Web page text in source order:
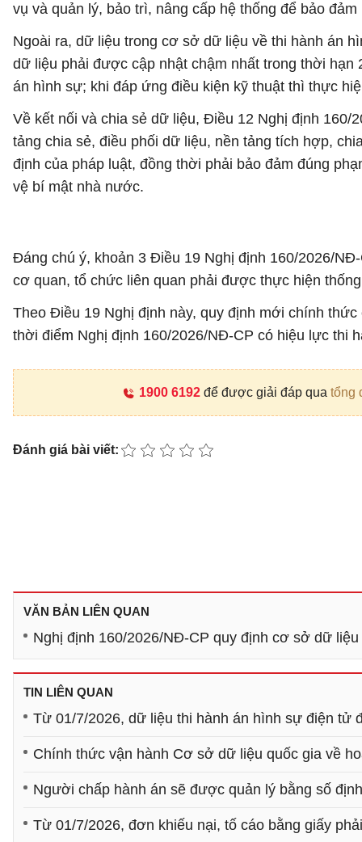
vụ và quản lý, bảo trì, nâng cấp hệ thống để bảo
Ngoài ra, dữ liệu trong cơ sở dữ liệu về thi hành án
dữ liệu phải được cập nhật chậm nhất trong thời
án hình sự; khi đáp ứng điều kiện kỹ thuật thì thực
Về kết nối và chia sẻ dữ liệu, Điều 12 Nghị định
tảng chia sẻ, điều phối dữ liệu, nền tảng tích hợp,
định của pháp luật, đồng thời phải bảo đảm đúng
vệ bí mật nhà nước.
Đáng chú ý, khoản 3 Điều 19 Nghị định 160/2026/
cơ quan, tổ chức liên quan phải được thực hiện
Theo Điều 19 Nghị định này, quy định mới chính
thời điểm Nghị định 160/2026/NĐ-CP có hiệu lực thi
1900 6192để được giải đáp qua tổng
Đánh giá bài viết:
VĂN BẢN LIÊN QUAN
Nghị định 160/2026/NĐ-CP quy định cơ sở dữ
TIN LIÊN QUAN
Từ 01/7/2026, dữ liệu thi hành án hình sự điện tử
Chính thức vận hành Cơ sở dữ liệu quốc gia về
Người chấp hành án sẽ được quản lý bằng số
Từ 01/7/2026, đơn khiếu nại, tố cáo bằng giấy